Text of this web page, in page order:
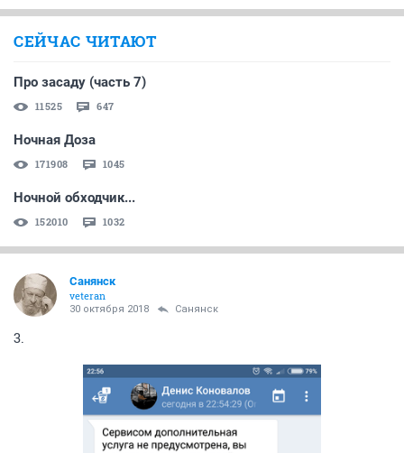
СЕЙЧАС ЧИТАЮТ
Про засаду (часть 7)
11525 647
Ночная Доза
171908 1045
Ночной обходчик...
152010 1032
Санянск
veteran
30 октября 2018 Санянск
3.